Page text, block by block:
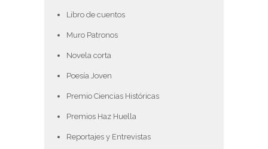
Libro de cuentos
Muro Patronos
Novela corta
Poesía Joven
Premio Ciencias Históricas
Premios Haz Huella
Reportajes y Entrevistas